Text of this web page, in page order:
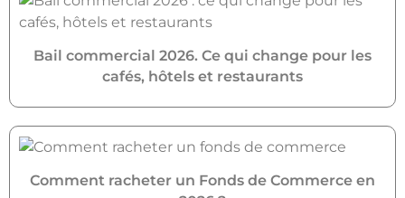
Bail commercial 2026. Ce qui change pour les
cafés, hôtels et restaurants
Comment racheter un Fonds de Commerce en